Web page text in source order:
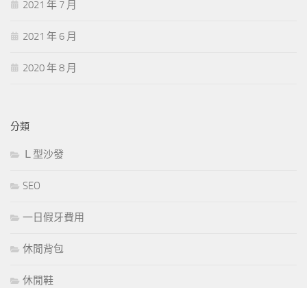
2021 年 7 月
2021 年 6 月
2020 年 8 月
分類
Ｌ型沙發
SEO
一日假牙費用
休閒背包
休閒鞋